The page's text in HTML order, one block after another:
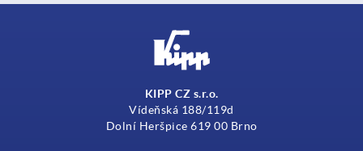
KIPP CZ s.r.o.
Vídeňská 188/119d
Dolní Heršpice 619 00 Brno